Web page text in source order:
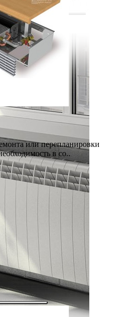
или перепланировки
в со..